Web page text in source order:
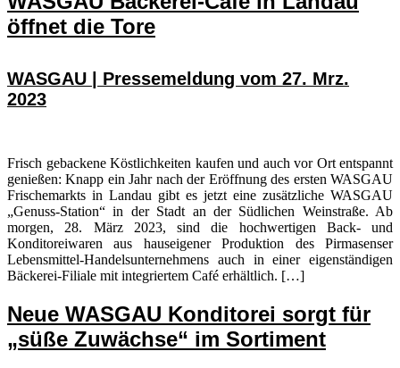
öffnet die Tore
WASGAU | Pressemeldung vom 27. Mrz.
2023
Frisch gebackene Köstlichkeiten kaufen und auch vor Ort entspannt
genießen: Knapp ein Jahr nach der Eröffnung des ersten WASGAU
Frischemarkts in Landau gibt es jetzt eine zusätzliche WASGAU
„Genuss-Station“ in der Stadt an der Südlichen Weinstraße. Ab
morgen, 28. März 2023, sind die hochwertigen Back- und
Konditoreiwaren aus hauseigener Produktion des Pirmasenser
Lebensmittel-Handelsunternehmens auch in einer eigenständigen
Bäckerei-Filiale mit integriertem Café erhältlich. […]
Neue WASGAU Konditorei sorgt für
„süße Zuwächse“ im Sortiment